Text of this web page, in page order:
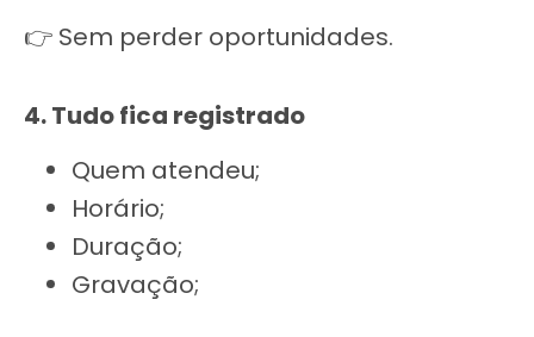
👉 Sem perder oportunidades.
4. Tudo fica registrado
Quem atendeu;
Horário;
Duração;
Gravação;